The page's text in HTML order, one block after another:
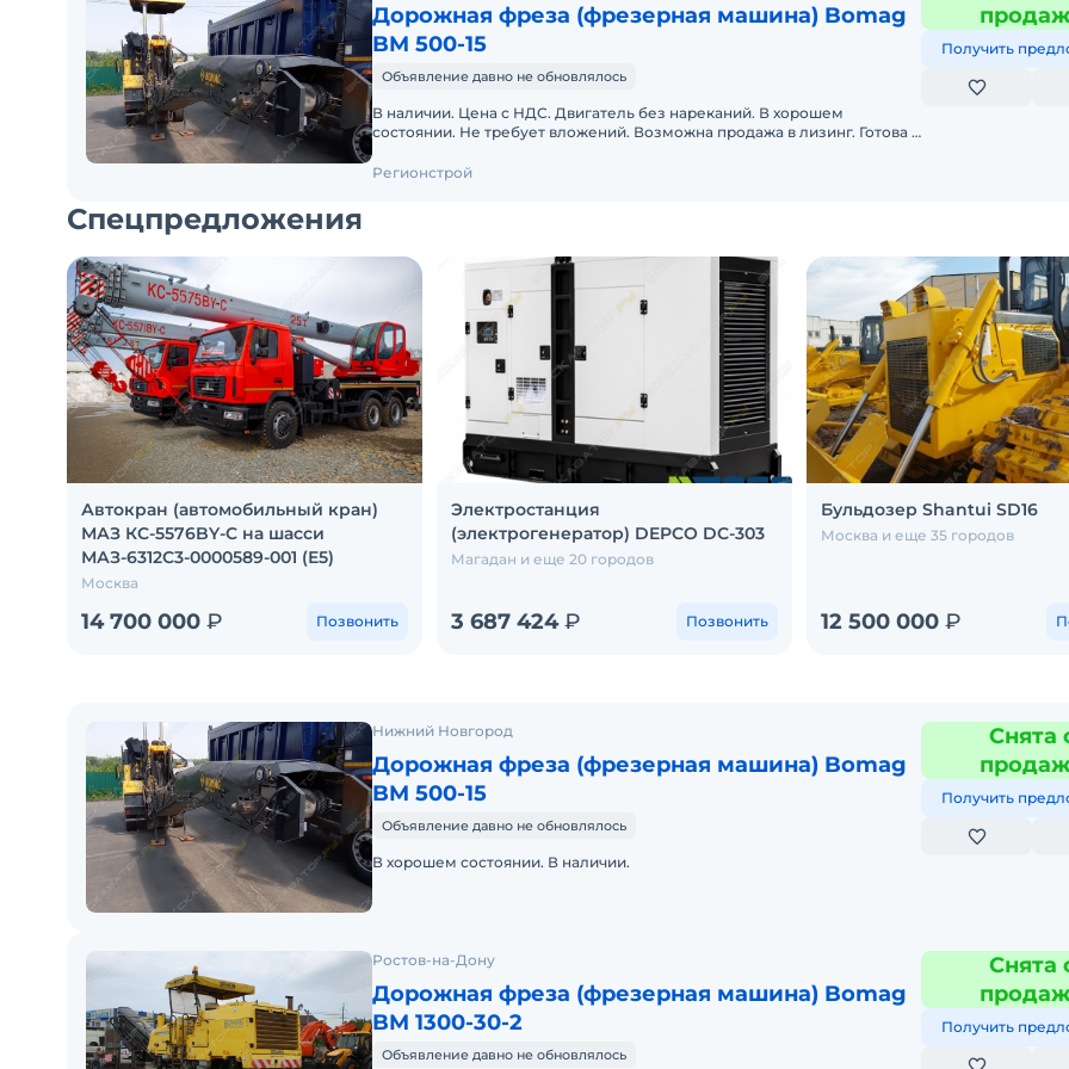
Дорожная фреза (фрезерная машина) Bomag
BM 500-15
Объявление давно не обновлялось
В наличии. Цена с НДС. Двигатель без нареканий. В хорошем
состоянии. Не требует вложений. Возможна продажа в лизинг. Готова к
Получить
Регионстрой
Спецпредложения
Автокран (автомобильный кран)
МАЗ КС-5576BY-C на шасси
МАЗ-6312С3-0000589-001 (Е5)
Москва
14 700 000 ₽ Позвонить
Электростанция
(электрогенератор) DEPCO DC-303
Магадан и еще 20 городов
3 687 424₽ Позвонить
Бульдозер Shantui SD16
Москва и еще 35 городов
12 500 000 ₽
Нижний Новгород
Дорожная фреза (фрезерная машина) Bomag
BM 500-15
Объявление давно не обновлялось
В хорошем состоянии. В наличии.
Снята
Получить
Ростов-на-Дону
Дорожная фреза (фрезерная машина) Bomag
BM 1300-30-2
Объявление давно не обновлялось
Снята
Получить